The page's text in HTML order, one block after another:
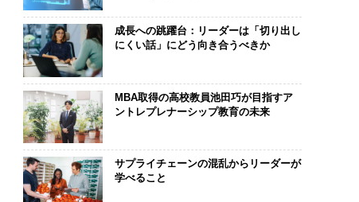
成長への跳躍台：リーダーは「切り出し
にくい話」にどう向き合うべきか
MBA取得の高校教員池田巧が目指すア
ントレプレナーシップ教育の未来
サプライチェーンの混乱からリーダーが
学べること